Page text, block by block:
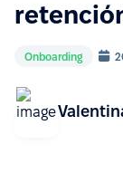
Onboarding